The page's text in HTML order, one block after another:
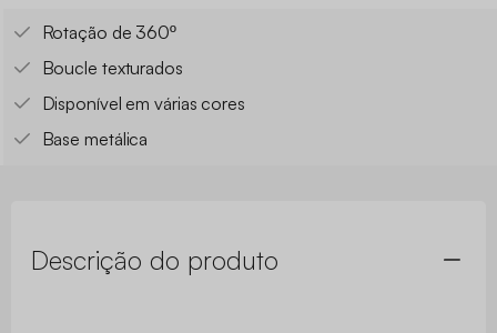
Rotação de 360º
Boucle texturados
Disponível em várias cores
Base metálica
Descrição do produto